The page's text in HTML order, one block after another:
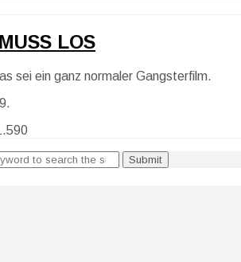
LOS
sei ein ganz normaler Gangsterfilm.